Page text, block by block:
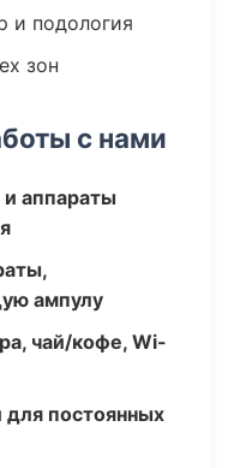
и подология
зон
с нами
аппараты
ампулу
чай/кофе, Wi-
для постоянных